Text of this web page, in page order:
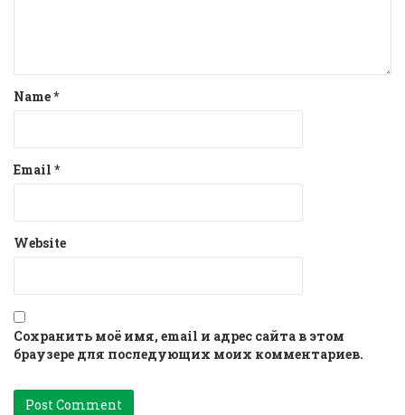
Name*
Email *
Website
Сохранить моё имя, email и адрес сайта в этом
браузере для последующих моих комментариев.